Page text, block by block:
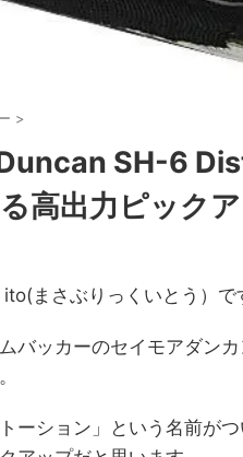
>
Duncan SH-6
高出力ピック
まさぶりっくいとう）で
バッカーのセイモアダン
ーション」という名前が